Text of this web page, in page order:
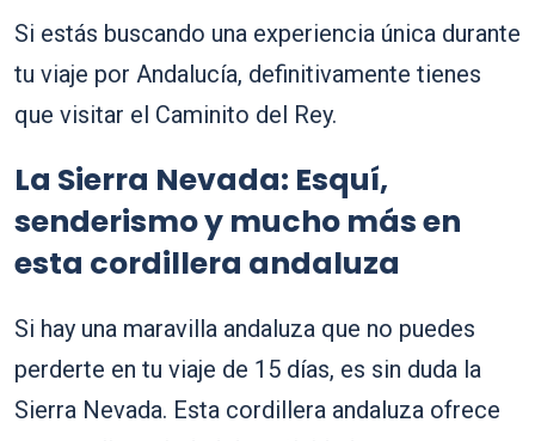
Si estás buscando una experiencia única durante
tu viaje por Andalucía, definitivamente tienes
que visitar el Caminito del Rey.
La Sierra Nevada: Esquí,
senderismo y mucho más en
esta cordillera andaluza
Si hay una maravilla andaluza que no puedes
perderte en tu viaje de 15 días, es sin duda la
Sierra Nevada. Esta cordillera andaluza ofrece